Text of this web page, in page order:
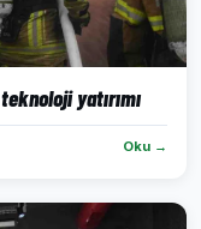
yatırımı
Oku →